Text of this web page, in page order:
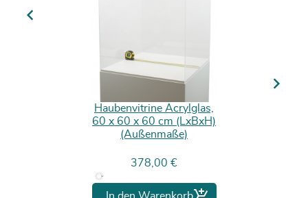
Previous
Haubenvitrine Acrylglas,
60 x 60 x 60 cm (LxBxH)
(Außenmaße)
Preis
378,00 €
Next